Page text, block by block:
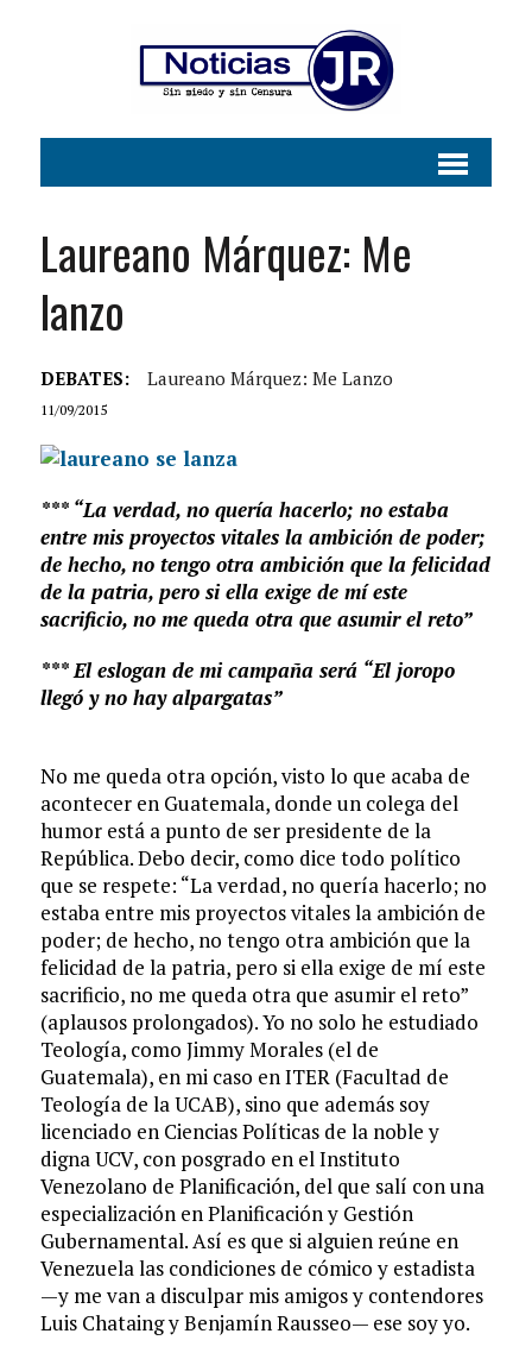
Laureano Márquez: Me
lanzo
DEBATES: Laureano Márquez: Me Lanzo
11/09/2015
*** “La verdad, no quería hacerlo; no estaba
entre mis proyectos vitales la ambición de poder;
de hecho, no tengo otra ambición que la felicidad
de la patria, pero si ella exige de mí este
sacrificio, no me queda otra que asumir el reto”
*** El eslogan de mi campaña será “El joropo
llegó y no hay alpargatas”
No me queda otra opción, visto lo que acaba de
acontecer en Guatemala, donde un colega del
humor está a punto de ser presidente de la
República. Debo decir, como dice todo político
que se respete: “La verdad, no quería hacerlo; no
estaba entre mis proyectos vitales la ambición de
poder; de hecho, no tengo otra ambición que la
felicidad de la patria, pero si ella exige de mí este
sacrificio, no me queda otra que asumir el reto”
(aplausos prolongados). Yo no solo he estudiado
Teología, como Jimmy Morales (el de
Guatemala), en mi caso en ITER (Facultad de
Teología de la UCAB), sino que además soy
licenciado en Ciencias Políticas de la noble y
digna UCV, con posgrado en el Instituto
Venezolano de Planificación, del que salí con una
especialización en Planificación y Gestión
Gubernamental. Así es que si alguien reúne en
Venezuela las condiciones de cómico y estadista
—y me van a disculpar mis amigos y contendores
Luis Chataing y Benjamín Rausseo— ese soy yo.